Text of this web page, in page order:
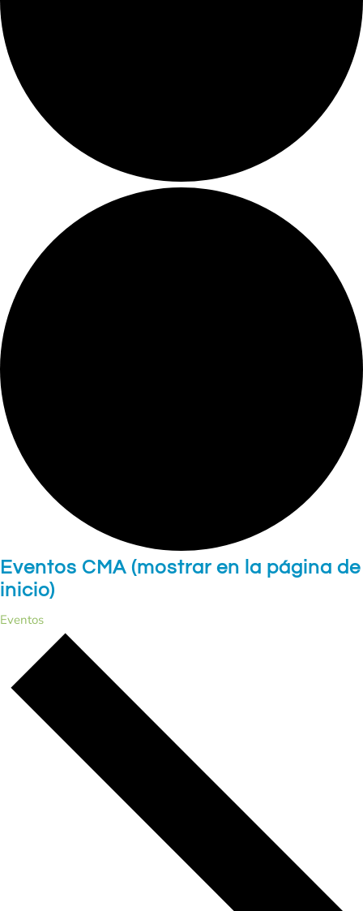
Eventos CMA (mostrar en la página de
inicio)
Eventos